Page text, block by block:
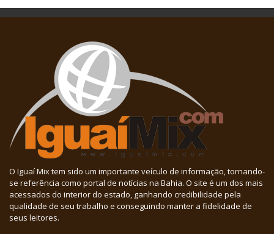
O Iguaí Mix tem sido um importante veículo de informação, tornando-
se referência como portal de notícias na Bahia. O site é um dos mais
acessados do interior do estado, ganhando credibilidade pela
qualidade de seu trabalho e conseguindo manter a fidelidade de
seus leitores.